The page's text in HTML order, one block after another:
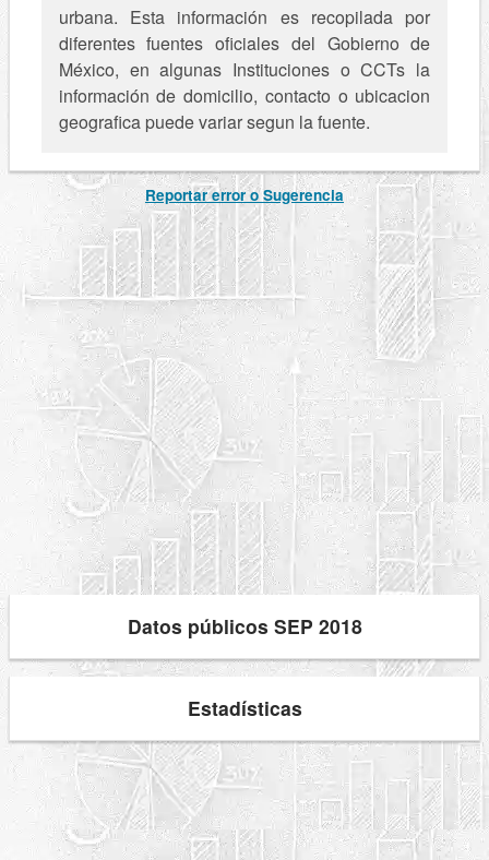
urbana. Esta información es recopilada por
diferentes fuentes oficiales del Gobierno de
México, en algunas Instituciones o CCTs la
información de domicilio, contacto o ubicacion
geografica puede variar segun la fuente.
Reportar error o Sugerencia
Datos públicos SEP 2018
Estadísticas